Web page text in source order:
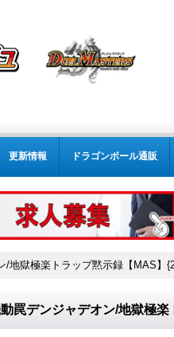
更新情報 ドラゴンボール通販
/地獄極楽トラップ黙示録【MAS】
罠デンジャデオン/地獄極